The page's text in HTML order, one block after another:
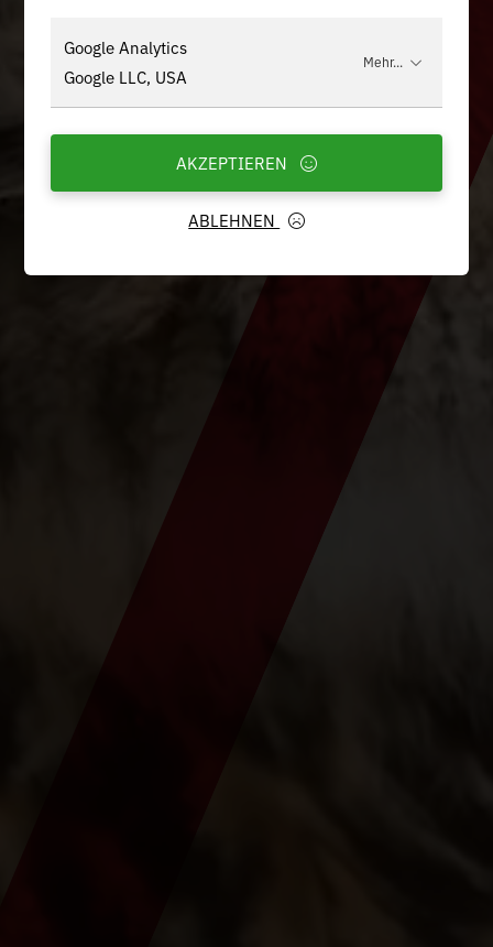
Google Analytics
Google LLC, USA
Mehr...
ABLEHNEN
AKZEPTIEREN